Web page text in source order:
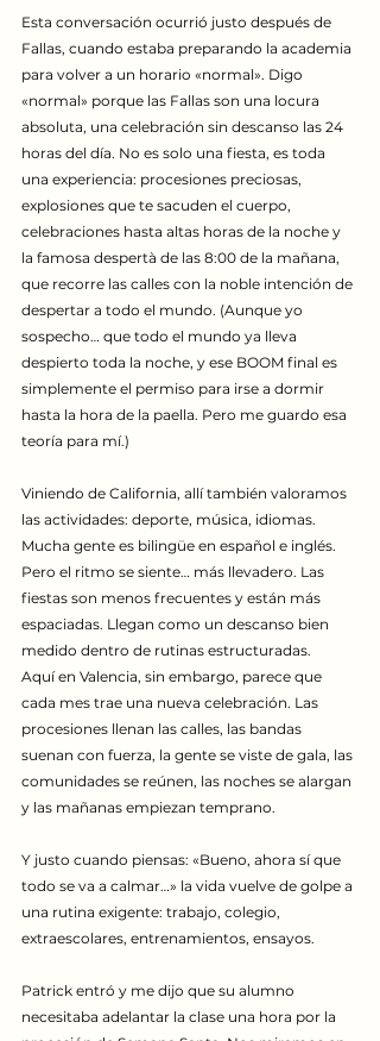
Esta conversación ocurrió justo después de
Fallas, cuando estaba preparando la academia
para volver a un horario «normal». Digo
«normal» porque las Fallas son una locura
absoluta, una celebración sin descanso las 24
horas del día. No es solo una fiesta, es toda
una experiencia: procesiones preciosas,
explosiones que te sacuden el cuerpo,
celebraciones hasta altas horas de la noche y
la famosa despertà de las 8:00 de la mañana,
que recorre las calles con la noble intención de
despertar a todo el mundo. (Aunque yo
sospecho… que todo el mundo ya lleva
despierto toda la noche, y ese BOOM final es
simplemente el permiso para irse a dormir
hasta la hora de la paella. Pero me guardo esa
teoría para mí.)
Viniendo de California, allí también valoramos
las actividades: deporte, música, idiomas.
Mucha gente es bilingüe en español e inglés.
Pero el ritmo se siente… más llevadero. Las
fiestas son menos frecuentes y están más
espaciadas. Llegan como un descanso bien
medido dentro de rutinas estructuradas.
Aquí en Valencia, sin embargo, parece que
cada mes trae una nueva celebración. Las
procesiones llenan las calles, las bandas
suenan con fuerza, la gente se viste de gala, las
comunidades se reúnen, las noches se alargan
y las mañanas empiezan temprano.
Y justo cuando piensas: «Bueno, ahora sí que
todo se va a calmar…» la vida vuelve de golpe a
una rutina exigente: trabajo, colegio,
extraescolares, entrenamientos, ensayos.
Patrick entró y me dijo que su alumno
necesitaba adelantar la clase una hora por la